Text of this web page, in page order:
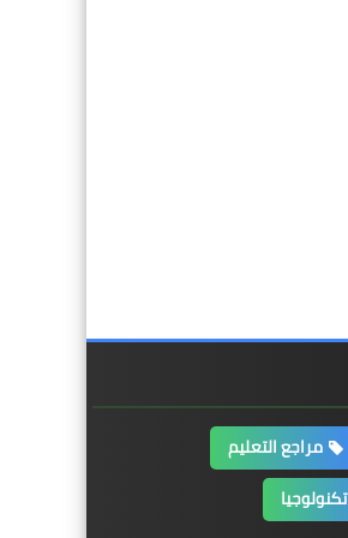
مراجع التعليم
تكنولوجيا